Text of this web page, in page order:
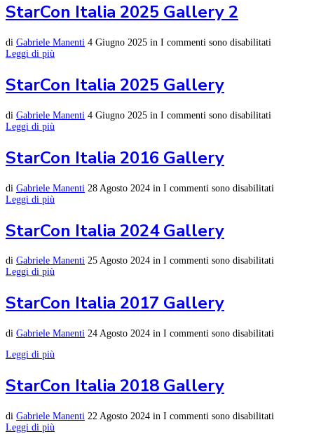
StarCon Italia 2025 Gallery 2
di Gabriele Manenti 4 Giugno 2025 in I commenti sono disabilitati
Leggi di più
StarCon Italia 2025 Gallery
di Gabriele Manenti 4 Giugno 2025 in I commenti sono disabilitati
Leggi di più
StarCon Italia 2016 Gallery
di Gabriele Manenti 28 Agosto 2024 in I commenti sono disabilitati
Leggi di più
StarCon Italia 2024 Gallery
di Gabriele Manenti 25 Agosto 2024 in I commenti sono disabilitati
Leggi di più
StarCon Italia 2017 Gallery
di Gabriele Manenti 24 Agosto 2024 in I commenti sono disabilitati
Leggi di più
StarCon Italia 2018 Gallery
di Gabriele Manenti 22 Agosto 2024 in I commenti sono disabilitati
Leggi di più